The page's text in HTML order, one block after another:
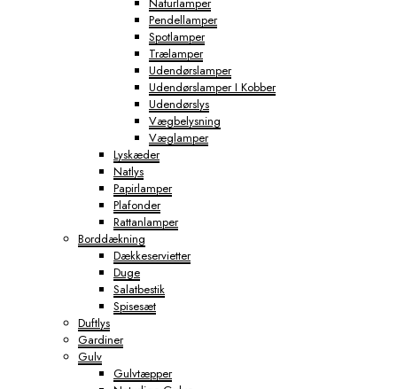
Pendellamper
Spotlamper
Trælamper
Udendørslamper
Udendørslamper I Kobber
Udendørslys
Vægbelysning
Væglamper
Lyskæder
Natlys
Papirlamper
Plafonder
Rattanlamper
Borddækning
Dækkeservietter
Duge
Salatbestik
Spisesæt
Duftlys
Gardiner
Gulv
Gulvtæpper